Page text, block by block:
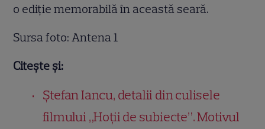
o ediție memorabilă în această seară.
Sursa foto: Antena 1
Citește și:
Ștefan Iancu, detalii din culisele
filmului „Hoții de subiecte”. Motivul